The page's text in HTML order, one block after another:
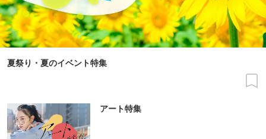
夏祭り・夏のイベント特集
アート特集